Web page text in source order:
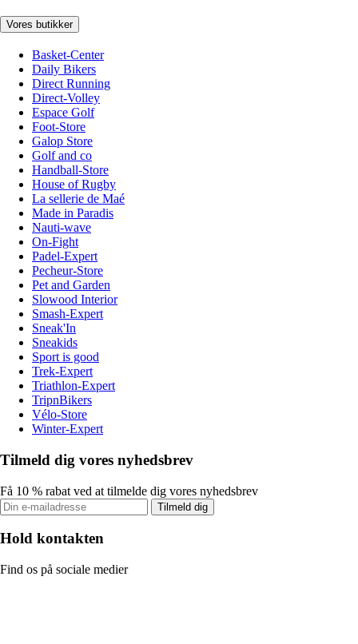
Vores butikker
Basket-Center
Daily Bikers
Direct Running
Direct-Volley
Espace Golf
Foot-Store
Galop Store
Golf and co
Handball-Store
House of Rugby
La sellerie de Maé
Made in Paradis
Nauti-wave
On-Fight
Padel-Expert
Pecheur-Store
Pet and Garden
Slowood Interior
Smash-Expert
Sneak'In
Sneakids
Sport is good
Trek-Expert
Triathlon-Expert
TripnBikers
Vélo-Store
Winter-Expert
Tilmeld dig vores nyhedsbrev
Få 10 % rabat ved at tilmelde dig vores nyhedsbrev
Tilmeld dig
Hold kontakten
Find os på sociale medier